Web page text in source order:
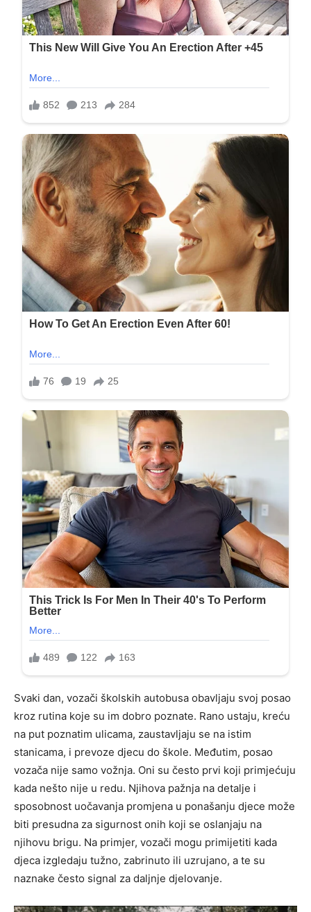
Svaki dan, vozači školskih autobusa obavljaju svoj posao
kroz rutina koje su im dobro poznate. Rano ustaju, kreću
na put poznatim ulicama, zaustavljaju se na istim
stanicama, i prevoze djecu do škole. Međutim, posao
vozača nije samo vožnja. Oni su često prvi koji primjećuju
kada nešto nije u redu. Njihova pažnja na detalje i
sposobnost uočavanja promjena u ponašanju djece može
biti presudna za sigurnost onih koji se oslanjaju na
njihovu brigu. Na primjer, vozači mogu primijetiti kada
djeca izgledaju tužno, zabrinuto ili uzrujano, a te su
naznake često signal za daljnje djelovanje.